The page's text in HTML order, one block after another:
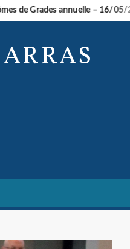
Grades annuelle – 16/05/2026